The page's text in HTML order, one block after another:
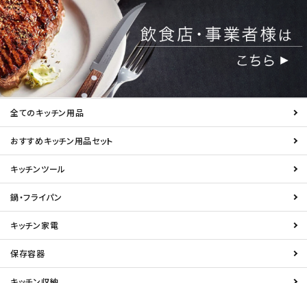
全てのキッチン用品
おすすめキッチン用品セット
キッチンツール
鍋・フライパン
キッチン家電
保存容器